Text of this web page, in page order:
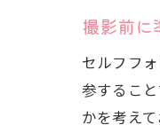
撮影前に
セルフフ
参するこ
かを考え